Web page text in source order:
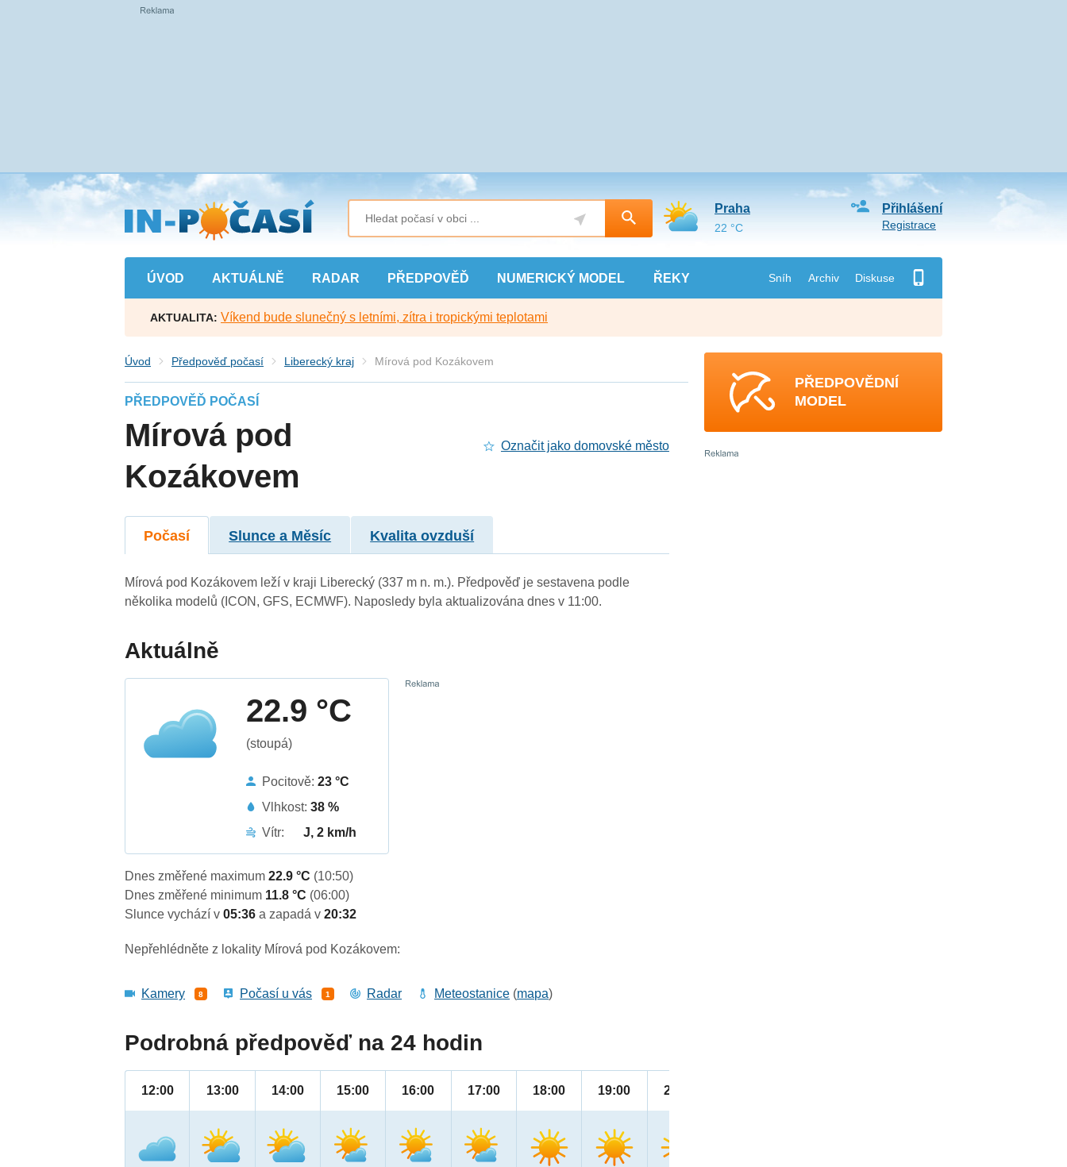
Přejít
na
hlavní
obsah
ÚVOD AKTUÁLNĚ RADAR PŘEDPOVĚĎ NUMERICKÝ MODEL ŘEKY Sníh Archiv Diskuse
Přihlášení
Registrace
Praha
22 °C
AKTUALITA: Víkend bude slunečný s letními, zítra i tropickými teplotami
Úvod Předpověď počasí Liberecký kraj Mírová pod Kozákovem
PŘEDPOVĚĎ POČASÍ
Mírová pod
Kozákovem
Označit jako domovské město
Počasí Slunce a Měsíc Kvalita ovzduší
Mírová pod Kozákovem leží v kraji Liberecký (337 m n. m.). Předpověď je sestavena podle
několika modelů (ICON, GFS, ECMWF). Naposledy byla aktualizována dnes v 11:00.
Aktuálně
22.9 °C
(stoupá)
Pocitově:23 °C
Vlhkost:38 %
Vítr:
J, 2 km/h
Dnes změřené maximum22.9 °C (10:50)
Dnes změřené minimum 11.8 °C (06:00)
Slunce vychází v05:36a zapadá v20:32
Nepřehlédněte z lokality Mírová pod Kozákovem:
Kamery 8 Počasí u vás 1 Radar Meteostanice (mapa)
Podrobná předpověď na 24 hodin
12:00 13:00 14:00 15:00 16:00 17:00 18:00 19:00 20:00
PŘEDPOVĚDNÍ
MODEL